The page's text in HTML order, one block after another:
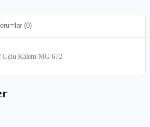
(0)
Uçlu Kalem MG-672